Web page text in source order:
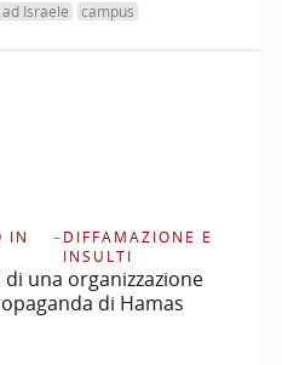
Israele
campus
IN
–DIFFAMAZIONE E
INSULTI
una organizzazione
di Hamas